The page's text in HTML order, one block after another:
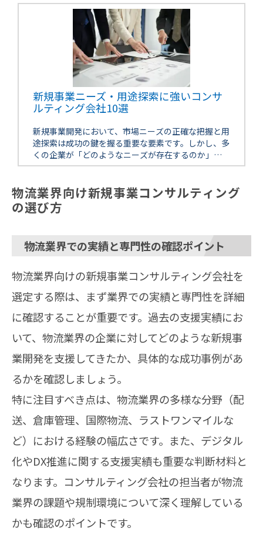
新規事業ニーズ・用途探索に強いコンサ
ルティング会社10選
新規事業開発において、市場ニーズの正確な把握と用
途探索は成功の鍵を握る重要な要素です。しかし、多
くの企業が「どのようなニーズが存在するのか」
「自社の技術やサービスをどう活用すべきか」とい
物流業界向け新規事業コンサルティング
の選び方
物流業界での実績と専門性の確認ポイント
物流業界向けの新規事業コンサルティング会社を
選定する際は、まず業界での実績と専門性を詳細
に確認することが重要です。過去の支援実績にお
いて、物流業界の企業に対してどのような新規事
業開発を支援してきたか、具体的な成功事例があ
るかを確認しましょう。
特に注目すべき点は、物流業界の多様な分野（配
送、倉庫管理、国際物流、ラストワンマイルな
ど）における経験の幅広さです。また、デジタル
化やDX推進に関する支援実績も重要な判断材料と
なります。コンサルティング会社の担当者が物流
業界の課題や規制環境について深く理解している
かも確認のポイントです。